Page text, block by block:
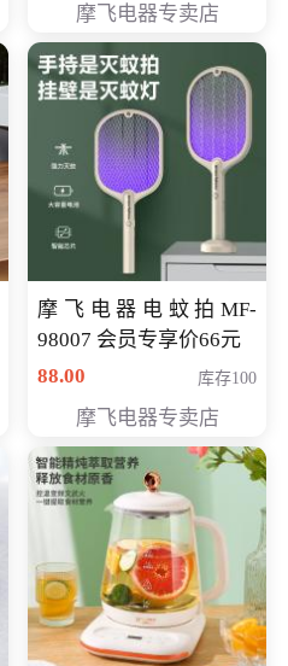
摩飞电器专卖店
摩飞电器电蚊拍MF-
98007 会员专享价66元
88.00
库存100
摩飞电器专卖店